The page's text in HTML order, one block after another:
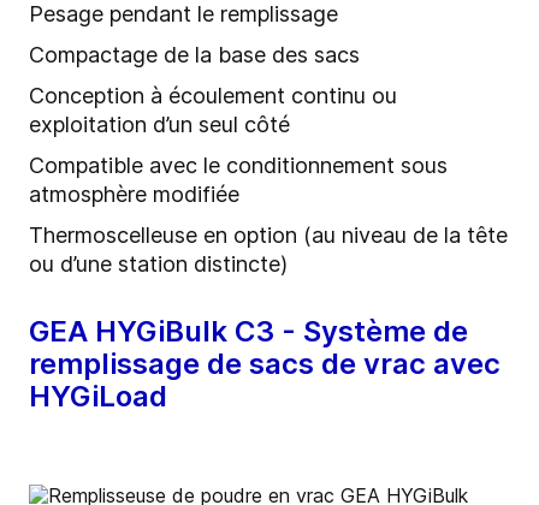
Pesage pendant le remplissage
Compactage de la base des sacs
Conception à écoulement continu ou
exploitation d’un seul côté
Compatible avec le conditionnement sous
atmosphère modifiée
Thermoscelleuse en option (au niveau de la tête
ou d’une station distincte)
GEA HYGiBulk C3 - Système de
remplissage de sacs de vrac avec
HYGiLoad